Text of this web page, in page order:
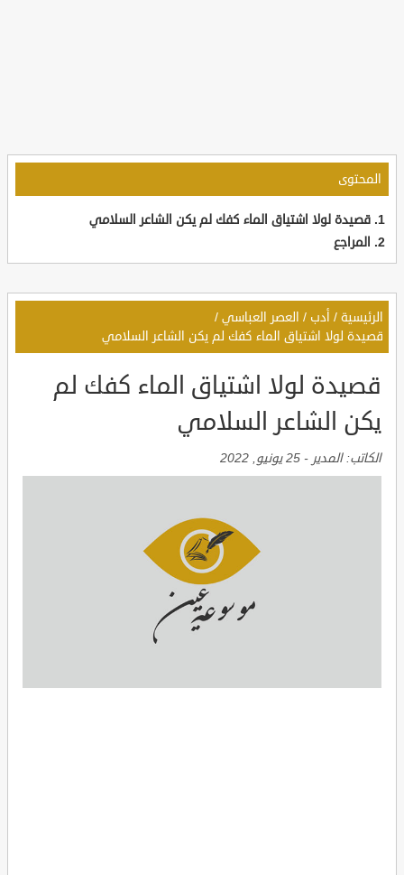
المحتوى
قصيدة لولا اشتياق الماء كفك لم يكن الشاعر السلامي
المراجع
الرئيسية / أدب / العصر العباسي /
قصيدة لولا اشتياق الماء كفك لم يكن الشاعر السلامي
قصيدة لولا اشتياق الماء كفك لم
يكن الشاعر السلامي
الكاتب:المدير - 25 يونيو, 2022